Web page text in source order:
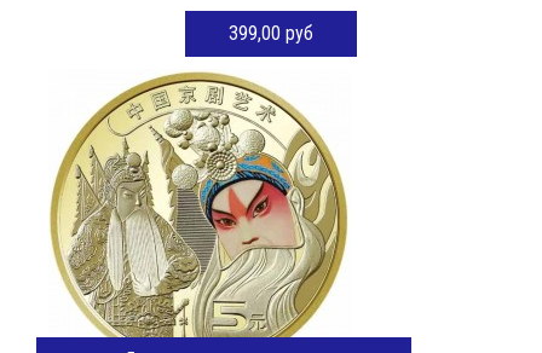
399,00 руб
ДОБАВИТЬ В КОРЗИНУ